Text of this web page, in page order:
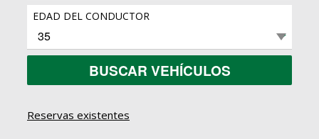
EDAD DEL CONDUCTOR
BUSCAR VEHÍCULOS
Reservas existentes